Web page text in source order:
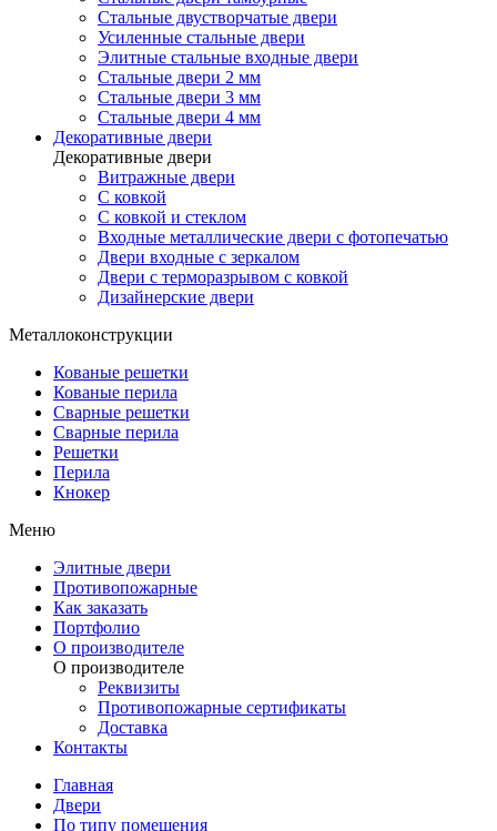
Стальные двустворчатые двери
Усиленные стальные двери
Элитные стальные входные двери
Стальные двери 2 мм
Стальные двери 3 мм
Стальные двери 4 мм
Декоративные двери
Декоративные двери
Витражные двери
С ковкой
С ковкой и стеклом
Входные металлические двери с фотопечатью
Двери входные с зеркалом
Двери с терморазрывом с ковкой
Дизайнерские двери
Металлоконструкции
Кованые решетки
Кованые перила
Сварные решетки
Сварные перила
Решетки
Перила
Кнокер
Меню
Элитные двери
Противопожарные
Как заказать
Портфолио
О производителе
О производителе
Реквизиты
Противопожарные сертификаты
Доставка
Контакты
Главная
Двери
По типу помещения